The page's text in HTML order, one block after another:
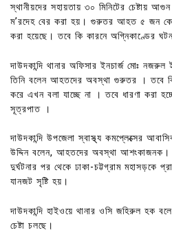
স্থানীয়দের সহায়তায় ৩০ মিনিটের চেষ্টায়
ম’রদেহ বের করা হয়। গুরুতর আহত ৫ জন কে
করা হয়েছে। তবে কি কারনে অগ্নিকাণ্ডের
দাউদকান্দি থানার অফিসার ইনচার্জ মোঃ নজরুল
তিনি বলেন আহতদের অবস্থা গুরুতর । তবে কি
করে এখন বলা যাচ্ছে না । তবে ধারণা করা
সূত্রপাত ।
দাউদকান্দি উপজেলা স্বাস্থ্য কমপ্লেক্সের
উদ্দিন বলেন, আহতদের অবস্থা আশংকাজনক।
দুর্ঘটনার পর থেকে ঢাকা-চট্টগ্রাম মহাসড়কে
যানজট সৃষ্টি হয়।
দাউদকান্দি হাইওয়ে থানার ওসি জহিরুল হক
চেষ্টা চলছে।